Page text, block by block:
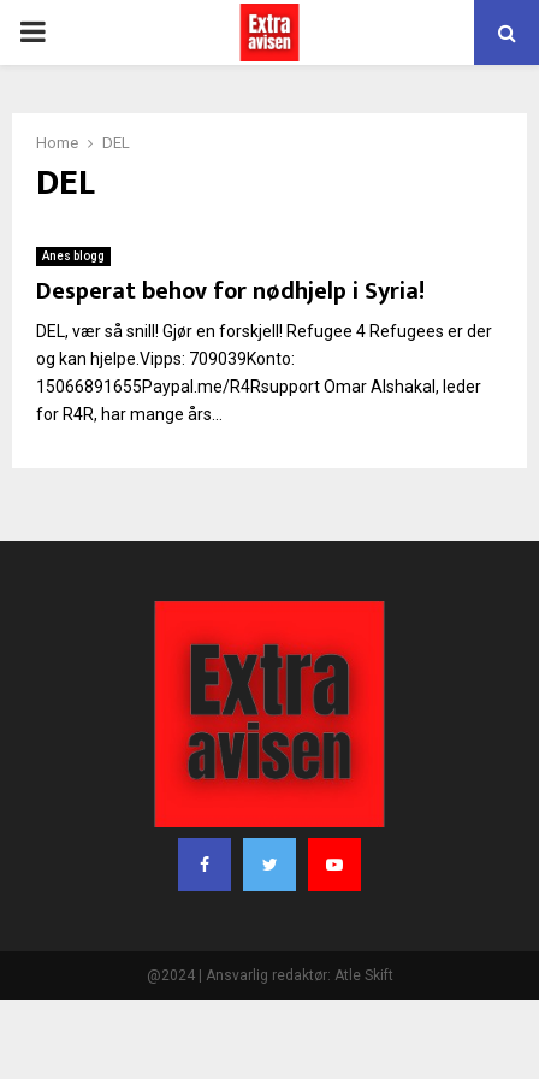
PRIMARY
Home DEL
DEL
Anes blogg
Desperat behov for nødhjelp i Syria!
DEL, vær så snill! Gjør en forskjell! Refugee 4 Refugees er der
og kan hjelpe.Vipps: 709039Konto:
15066891655Paypal.me/R4Rsupport Omar Alshakal, leder
for R4R, har mange års...
@2024 | Ansvarlig redaktør: Atle Skift